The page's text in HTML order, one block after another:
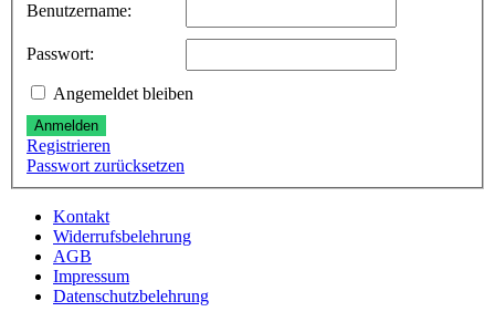
Benutzername:
Passwort:
Angemeldet bleiben
Anmelden
Registrieren
Passwort zurücksetzen
Kontakt
Widerrufsbelehrung
AGB
Impressum
Datenschutzbelehrung